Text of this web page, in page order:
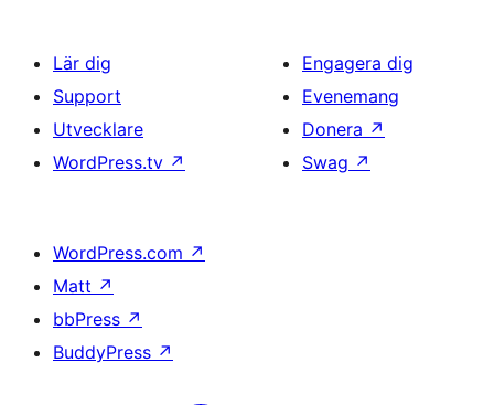
Lär dig
Support
Utvecklare
WordPress.tv ↗
Engagera dig
Evenemang
Donera ↗
Swag ↗
WordPress.com ↗
Matt ↗
bbPress ↗
BuddyPress ↗